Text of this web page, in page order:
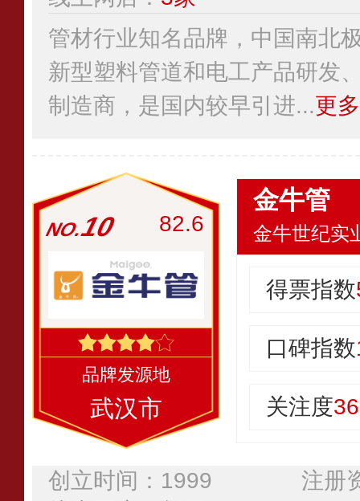
管材行业知名品牌，中国南北
新型塑料管道和电工产品研发
制造商，是国内较早引进...更
10 82.6
武汉市
金牛管
金牛世纪实
得票指数
口碑指数
关注度
创立时间：1999
注册